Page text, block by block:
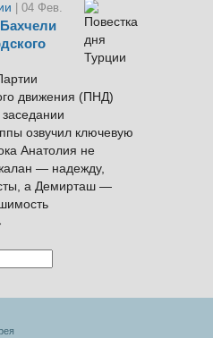
| 04 Фев.
движения (ПНД)
озвучил ключевую
Анатолия не
— надежду,
а Демирташ —